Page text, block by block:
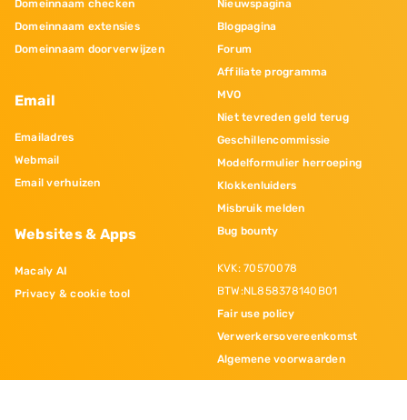
Domeinnaam checken
Domeinnaam extensies
Domeinnaam doorverwijzen
Email
Emailadres
Webmail
Email verhuizen
Websites & Apps
Macaly AI
Privacy & cookie tool
Nieuwspagina
Blogpagina
Forum
Affiliate programma
MVO
Niet tevreden geld terug
Geschillencommissie
Modelformulier herroeping
Klokkenluiders
Misbruik melden
Bug bounty
KVK: 70570078
BTW:NL858378140B01
Fair use policy
Verwerkersovereenkomst
Algemene voorwaarden